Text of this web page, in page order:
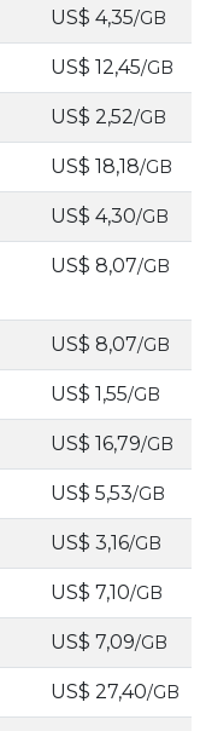
US$ 4,35/GB
US$ 12,45/GB
US$ 2,52/GB
US$ 18,18/GB
US$ 4,30/GB
US$ 8,07/GB
US$ 8,07/GB
US$ 1,55/GB
US$ 16,79/GB
US$ 5,53/GB
US$ 3,16/GB
US$ 7,10/GB
US$ 7,09/GB
US$ 27,40/GB